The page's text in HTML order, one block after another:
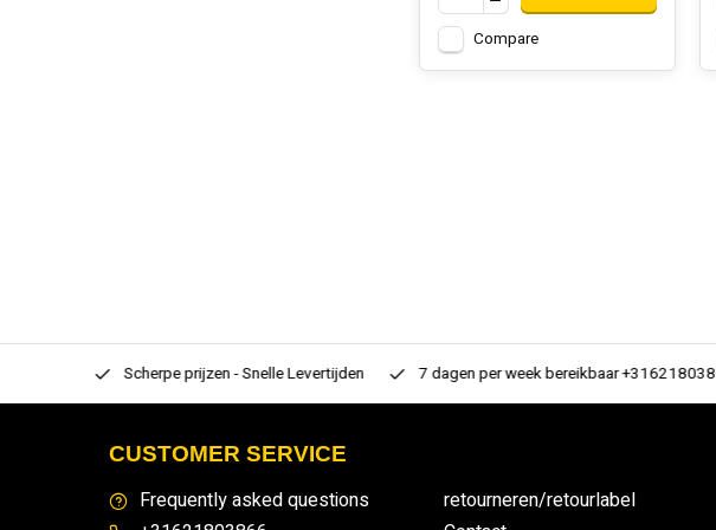
Compare
Scherpe prijzen - Snelle Levertijden 7 dagen per week bereikbaar +31621803866
CUSTOMER SERVICE
Frequently asked questions
retourneren/retourlabel